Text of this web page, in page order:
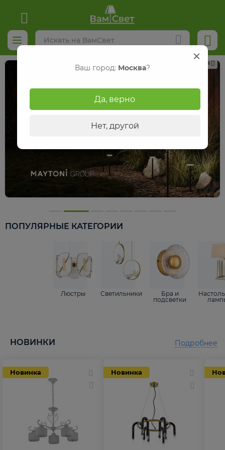
Реклама
ПОПУЛЯРНЫЕ КАТЕГОРИИ
Люстры Светильники
Бра и
подсветки
НОВИНКИ
Новинка Новинка
Подробнее
Ваш город: Москва?
Да, верно
Нет, другой